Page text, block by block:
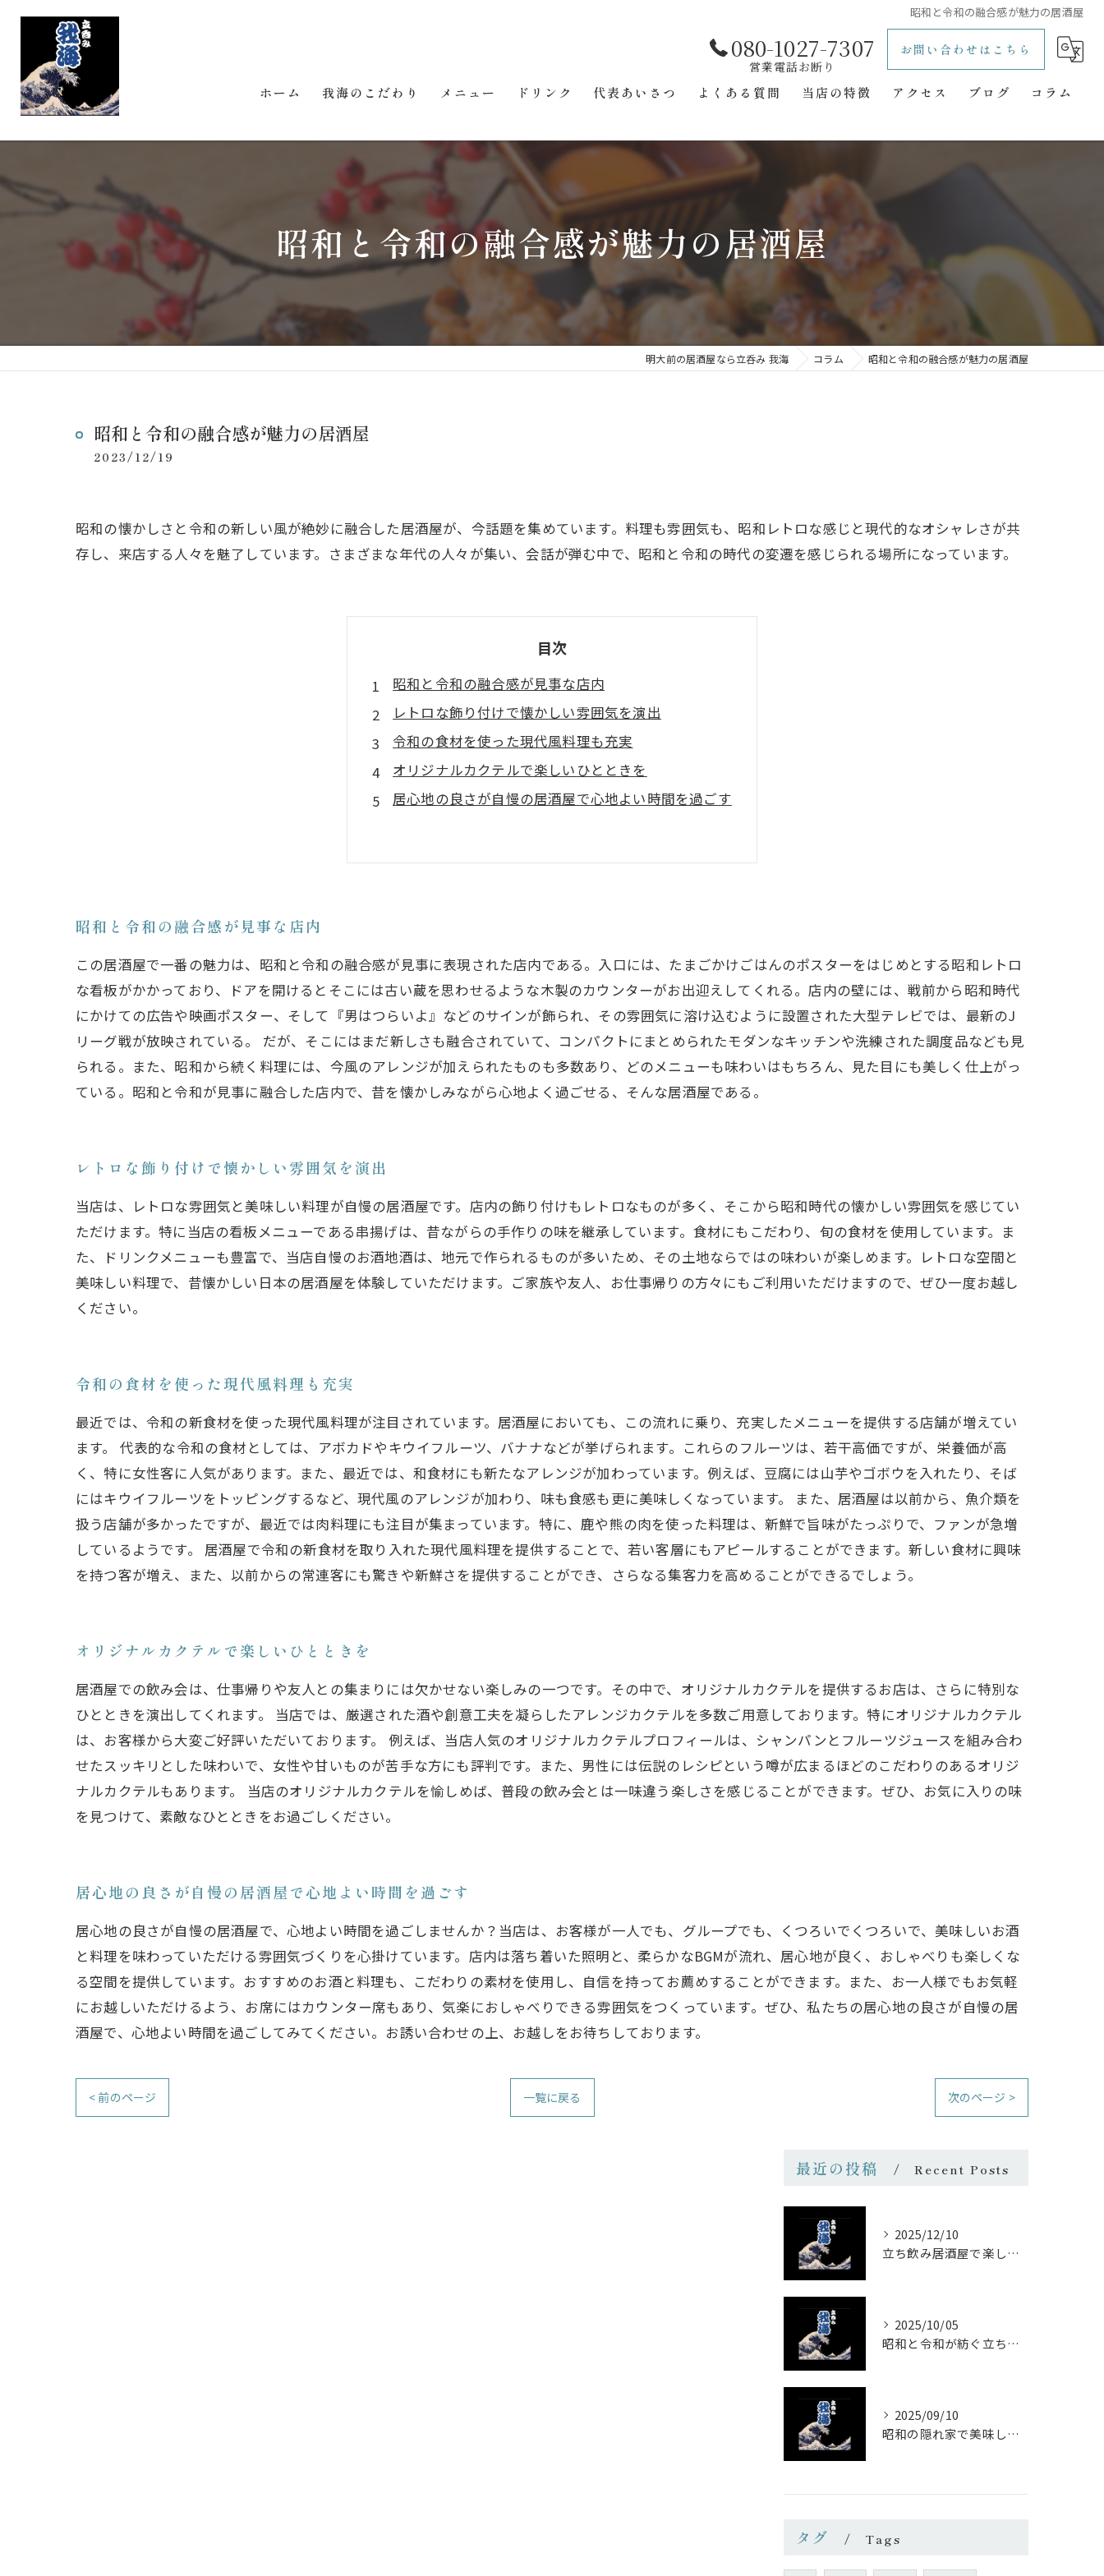
昭和と令和の融合感が魅力の居酒屋
080-1027-7307 お問い合わせはこちら
ホーム 我海のこだわり メニュー ドリンク 代表あいさつ よくある質問 当店の特徴
立ち飲み
二次会
隠れ家
アクセス ブログ コラム
昭和と令和の融合感が魅力の居酒屋
明大前の居酒屋なら立呑み 我海 コラム 昭和と令和の融合感が魅力の居酒屋
昭和と令和の融合感が魅力の居酒屋
2023/12/19
昭和の懐かしさと令和の新しい風が絶妙に融合した居酒屋が、今話題を集めています。料理も雰囲気も、昭和レトロな感じと現代的なオシャレさが共
存し、来店する人々を魅了しています。さまざまな年代の人々が集い、会話が弾む中で、昭和と令和の時代の変遷を感じられる場所になっています。
目次
昭和と令和の融合感が見事な店内
レトロな飾り付けで懐かしい雰囲気を演出
令和の食材を使った現代風料理も充実
オリジナルカクテルで楽しいひとときを
居心地の良さが自慢の居酒屋で心地よい時間を過ごす
昭和と令和の融合感が見事な店内
この居酒屋で一番の魅力は、昭和と令和の融合感が見事に表現された店内である。入口には、たまごかけごはんのポスターをはじめとする昭和レトロ
な看板がかかっており、ドアを開けるとそこには古い蔵を思わせるような木製のカウンターがお出迎えしてくれる。店内の壁には、戦前から昭和時代
にかけての広告や映画ポスター、そして『男はつらいよ』などのサインが飾られ、その雰囲気に溶け込むように設置された大型テレビでは、最新のJ
リーグ戦が放映されている。 だが、そこにはまだ新しさも融合されていて、コンパクトにまとめられたモダンなキッチンや洗練された調度品なども見
られる。また、昭和から続く料理には、今風のアレンジが加えられたものも多数あり、どのメニューも味わいはもちろん、見た目にも美しく仕上がっ
ている。昭和と令和が見事に融合した店内で、昔を懐かしみながら心地よく過ごせる、そんな居酒屋である。
レトロな飾り付けで懐かしい雰囲気を演出
当店は、レトロな雰囲気と美味しい料理が自慢の居酒屋です。店内の飾り付けもレトロなものが多く、そこから昭和時代の懐かしい雰囲気を感じてい
ただけます。特に当店の看板メニューである串揚げは、昔ながらの手作りの味を継承しています。食材にもこだわり、旬の食材を使用しています。ま
た、ドリンクメニューも豊富で、当店自慢のお酒地酒は、地元で作られるものが多いため、その土地ならではの味わいが楽しめます。レトロな空間と
美味しい料理で、昔懐かしい日本の居酒屋を体験していただけます。ご家族や友人、お仕事帰りの方々にもご利用いただけますので、ぜひ一度お越し
ください。
令和の食材を使った現代風料理も充実
最近では、令和の新食材を使った現代風料理が注目されています。居酒屋においても、この流れに乗り、充実したメニューを提供する店舗が増えてい
ます。 代表的な令和の食材としては、アボカドやキウイフルーツ、バナナなどが挙げられます。これらのフルーツは、若干高価ですが、栄養価が高
く、特に女性客に人気があります。また、最近では、和食材にも新たなアレンジが加わっています。例えば、豆腐には山芋やゴボウを入れたり、そば
にはキウイフルーツをトッピングするなど、現代風のアレンジが加わり、味も食感も更に美味しくなっています。 また、居酒屋は以前から、魚介類を
扱う店舗が多かったですが、最近では肉料理にも注目が集まっています。特に、鹿や熊の肉を使った料理は、新鮮で旨味がたっぷりで、ファンが急増
しているようです。 居酒屋で令和の新食材を取り入れた現代風料理を提供することで、若い客層にもアピールすることができます。新しい食材に興味
を持つ客が増え、また、以前からの常連客にも驚きや新鮮さを提供することができ、さらなる集客力を高めることができるでしょう。
オリジナルカクテルで楽しいひとときを
居酒屋での飲み会は、仕事帰りや友人との集まりには欠かせない楽しみの一つです。その中で、オリジナルカクテルを提供するお店は、さらに特別な
ひとときを演出してくれます。 当店では、厳選された酒や創意工夫を凝らしたアレンジカクテルを多数ご用意しております。特にオリジナルカクテル
は、お客様から大変ご好評いただいております。 例えば、当店人気のオリジナルカクテルプロフィールは、シャンパンとフルーツジュースを組み合わ
せたスッキリとした味わいで、女性や甘いものが苦手な方にも評判です。また、男性には伝説のレシピという噂が広まるほどのこだわりのあるオリジ
ナルカクテルもあります。 当店のオリジナルカクテルを愉しめば、普段の飲み会とは一味違う楽しさを感じることができます。ぜひ、お気に入りの味
を見つけて、素敵なひとときをお過ごしください。
居心地の良さが自慢の居酒屋で心地よい時間を過ごす
居心地の良さが自慢の居酒屋で、心地よい時間を過ごしませんか？当店は、お客様が一人でも、グループでも、くつろいでくつろいで、美味しいお酒
と料理を味わっていただける雰囲気づくりを心掛けています。店内は落ち着いた照明と、柔らかなBGMが流れ、居心地が良く、おしゃべりも楽しくな
る空間を提供しています。おすすめのお酒と料理も、こだわりの素材を使用し、自信を持ってお薦めすることができます。また、お一人様でもお気軽
にお越しいただけるよう、お席にはカウンター席もあり、気楽におしゃべりできる雰囲気をつくっています。ぜひ、私たちの居心地の良さが自慢の居
酒屋で、心地よい時間を過ごしてみてください。お誘い合わせの上、お越しをお待ちしております。
< 前のページ 一覧に戻る 次のページ >
最近の投稿 Recent Posts
2025/12/10
立ち飲み居酒屋で楽しむ昭和の懐かし空間と多彩なお酒
2025/10/05
昭和と令和が紡ぐ立ち飲みの味わい
2025/09/10
昭和の隠れ家で美味しい一杯を
タグ Tags